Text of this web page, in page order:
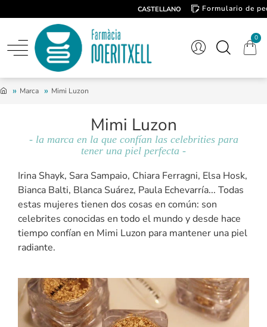
CASTELLANO
Formulario de
0
Marca Mimi Luzon
Mimi Luzon
- la marca en la que confían las celebrities para
tener una piel perfecta -
Irina Shayk, Sara Sampaio, Chiara Ferragni, Elsa Hosk,
Bianca Balti, Blanca Suárez, Paula Echevarría... Todas
estas mujeres tienen dos cosas en común: son
celebrites conocidas en todo el mundo y desde hace
tiempo confían en Mimi Luzon para mantener una piel
radiante.